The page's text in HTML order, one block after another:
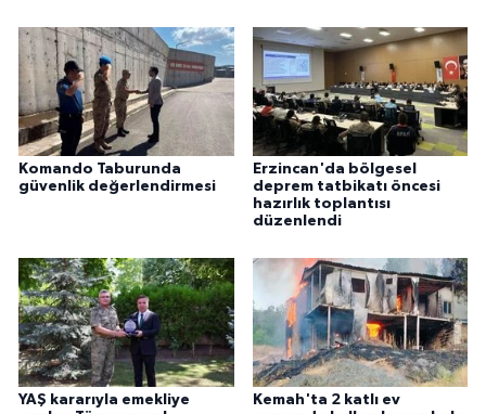
Komando Taburunda
güvenlik değerlendirmesi
Erzincan'da bölgesel
deprem tatbikatı öncesi
hazırlık toplantısı
düzenlendi
YAŞ kararıyla emekliye
Kemah'ta 2 katlı ev